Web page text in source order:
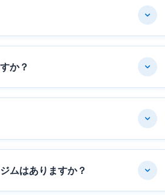
か？
ムはありますか？